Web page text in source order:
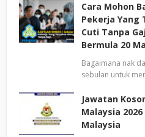
Cara Mohon
Pekerja Yang
Cuti Tanpa
Bermula 20
Bagaimana nak
sebulan untuk
Jawatan
Malaysia
Malaysia